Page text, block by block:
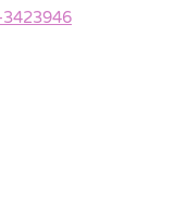
3423946